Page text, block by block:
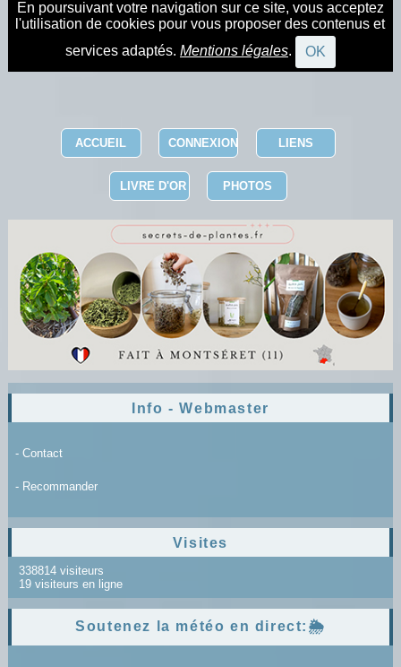
En poursuivant votre navigation sur ce site, vous acceptez
l'utilisation de cookies pour vous proposer des contenus et
services adaptés. Mentions légales. OK
ACCUEIL CONNEXION LIENS
LIVRE D'OR PHOTOS
Info - Webmaster
- Contact
- Recommander
Visites
338814 visiteurs
19 visiteurs en ligne
Soutenez la météo en direct:🌦️